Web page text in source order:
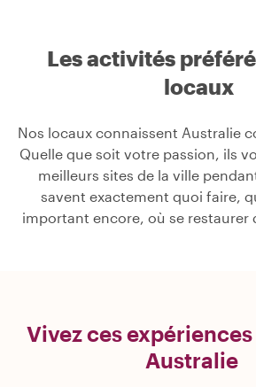
Les activités
locaux
Nos locaux connaissent Australie
Quelle que soit votre passion, ils
meilleurs sites de la ville
savent exactement quoi faire,
important encore, où se restaurer
Vivez ces
Australie